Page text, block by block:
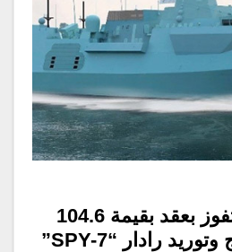
“لوكهيد مارتن” تفوز بعقد بقيمة 104.6
مليون دولار لإنتاج وتوريد رادار “SPY-7”